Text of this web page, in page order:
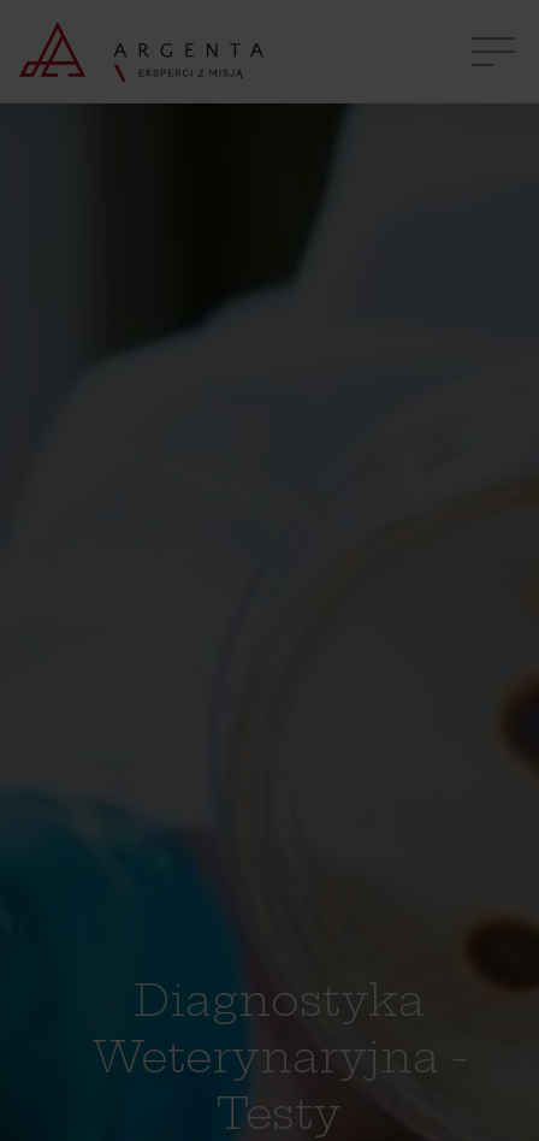
Diagnostyka
Weterynaryjna -
Testy